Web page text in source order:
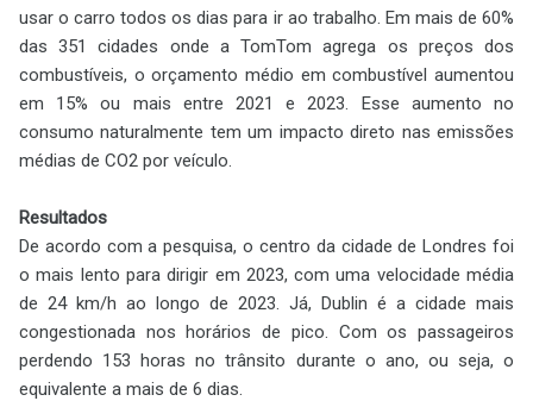
usar o carro todos os dias para ir ao trabalho. Em mais de 60%
das 351 cidades onde a TomTom agrega os preços dos
combustíveis, o orçamento médio em combustível aumentou
em 15% ou mais entre 2021 e 2023. Esse aumento no
consumo naturalmente tem um impacto direto nas emissões
médias de CO2 por veículo.
Resultados
De acordo com a pesquisa, o centro da cidade de Londres foi
o mais lento para dirigir em 2023, com uma velocidade média
de 24 km/h ao longo de 2023. Já, Dublin é a cidade mais
congestionada nos horários de pico. Com os passageiros
perdendo 153 horas no trânsito durante o ano, ou seja, o
equivalente a mais de 6 dias.